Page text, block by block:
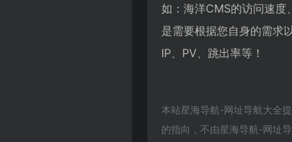
如：海洋CMS的访问速度
是需要根据您自身的需求
IP、PV、跳出率等！
本站星海导航-网址导航大全
的指向，不由星海导航-网址